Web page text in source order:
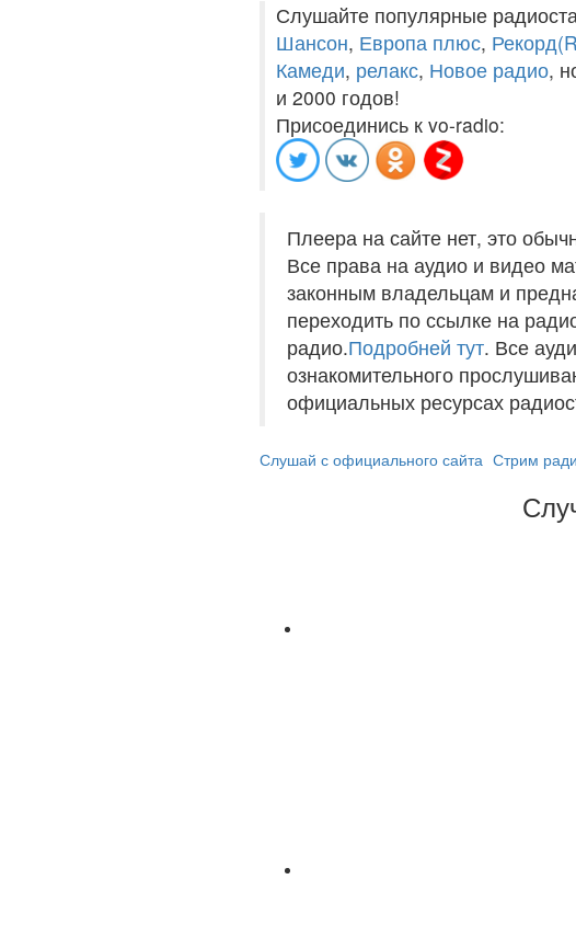
Слушайте популярные
Шансон, Европа плюс,
Камеди, релакс, Новое радио,
и 2000 годов!
Присоединись к vo-radio:
Плеера на сайте нет, это
Все права на аудио и видео
законным владельцам и
переходить по ссылке на
радио.Подробней тут. Все
ознакомительного
официальных ресурсах
Слушай с официального сайта Стрим